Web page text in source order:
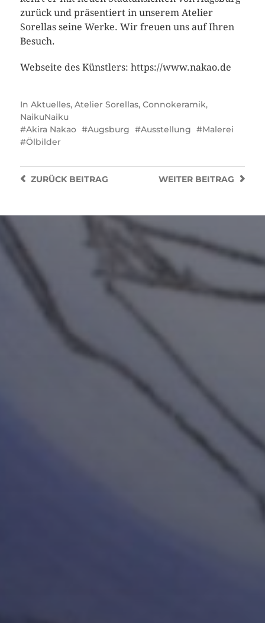
zurück und präsentiert in unserem Atelier
Sorellas seine Werke. Wir freuen uns auf Ihren
Besuch.
Webseite des Künstlers: https://www.nakao.de
In Aktuelles, Atelier Sorellas, Connokeramik,
NaikuNaiku
Akira Nakao
Augsburg Ausstellung
Malerei
Ölbilder
WEITER BEITRAG
ZURÜCKBEITRAG